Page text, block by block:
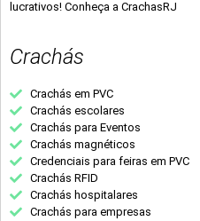
lucrativos! Conheça a CrachasRJ
Crachás
Crachás em PVC
Crachás escolares
Crachás para Eventos
Crachás magnéticos
Credenciais para feiras em PVC
Crachás RFID
Crachás hospitalares
Crachás para empresas